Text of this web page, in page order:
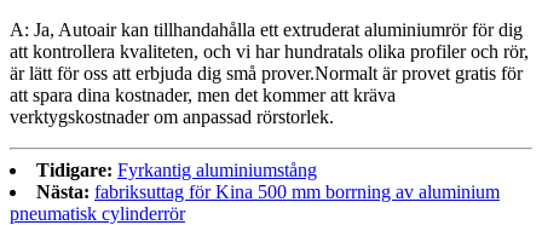
A: Ja, Autoair kan tillhandahålla ett extruderat aluminiumrör för dig
att kontrollera kvaliteten, och vi har hundratals olika profiler och rör,
är lätt för oss att erbjuda dig små prover.Normalt är provet gratis för
att spara dina kostnader, men det kommer att kräva
verktygskostnader om anpassad rörstorlek.
Tidigare: Fyrkantig aluminiumstång
Nästa: fabriksuttag för Kina 500 mm borrning av aluminium
pneumatisk cylinderrör